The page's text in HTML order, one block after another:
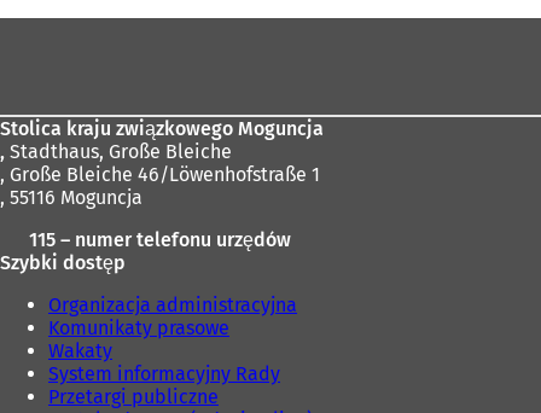
Stolica kraju związkowego Moguncja
, Stadthaus, Große Bleiche
, Große Bleiche 46/Löwenhofstraße 1
, 55116 Moguncja
115 – numer telefonu urzędów
Szybki dostęp
Organizacja administracyjna
Komunikaty prasowe
Wakaty
System informacyjny Rady
Przetargi publiczne